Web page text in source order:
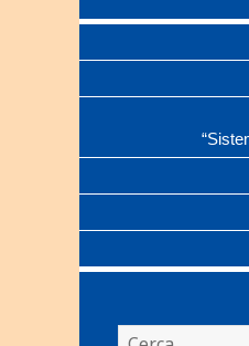
Ricerca